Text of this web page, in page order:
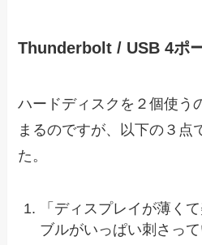
Thunderbolt / USB 4ポ
ハードディスクを２個使う
まるのですが、以下の３点
た。
「ディスプレイが薄く
ブルがいっぱい刺さって